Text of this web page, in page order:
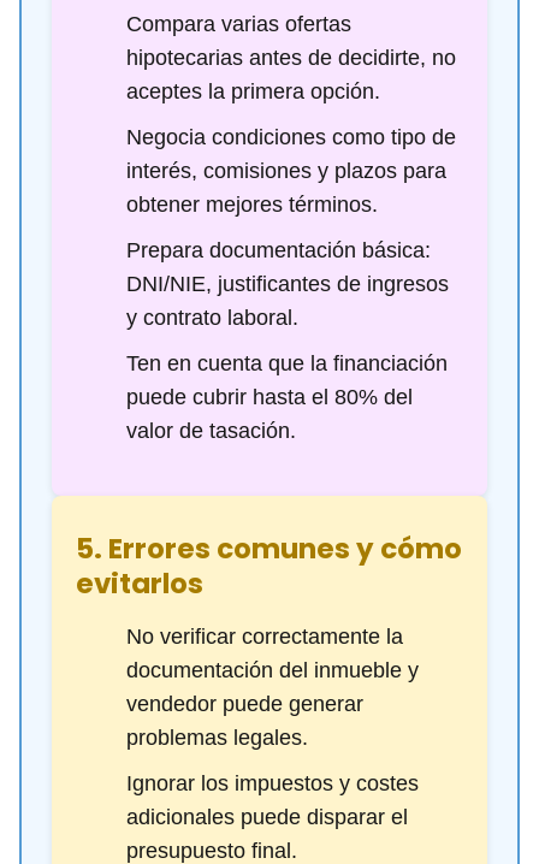
Compara varias ofertas
hipotecarias antes de decidirte, no
aceptes la primera opción.
Negocia condiciones como tipo de
interés, comisiones y plazos para
obtener mejores términos.
Prepara documentación básica:
DNI/NIE, justificantes de ingresos
y contrato laboral.
Ten en cuenta que la financiación
puede cubrir hasta el 80% del
valor de tasación.
5. Errores comunes y cómo
evitarlos
No verificar correctamente la
documentación del inmueble y
vendedor puede generar
problemas legales.
Ignorar los impuestos y costes
adicionales puede disparar el
presupuesto final.